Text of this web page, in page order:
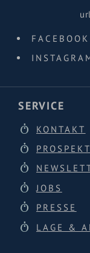
FACEBOOK
SERVICE
KONTAKT
JOBS
PRESSE
LAGE &